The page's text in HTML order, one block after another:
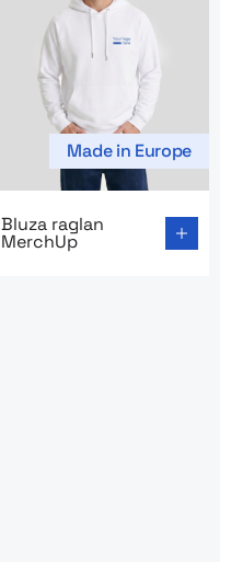
Made in Europe
Bluza raglan
MerchUp